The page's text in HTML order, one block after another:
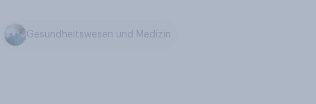
Gesundheitswesen und Medizin